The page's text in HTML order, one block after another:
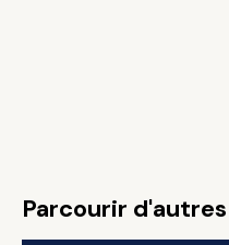
Parcourir